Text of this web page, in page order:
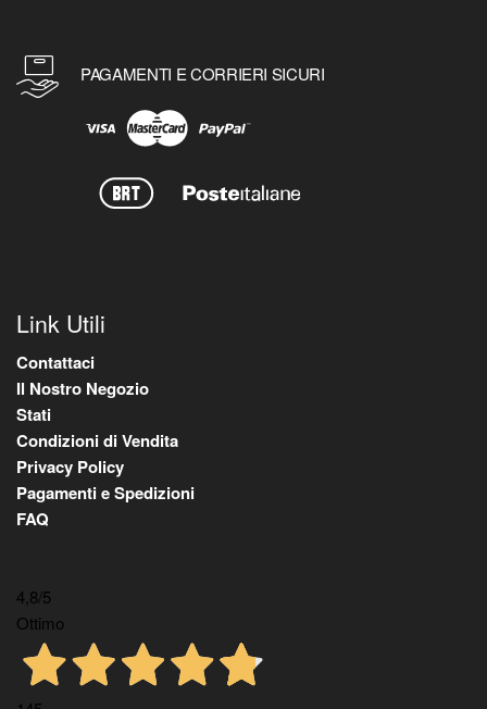
PAGAMENTI E CORRIERI SICURI
Link Utili
Contattaci
Il Nostro Negozio
Stati
Condizioni di Vendita
Privacy Policy
Pagamenti e Spedizioni
FAQ
4,8/5
Ottimo